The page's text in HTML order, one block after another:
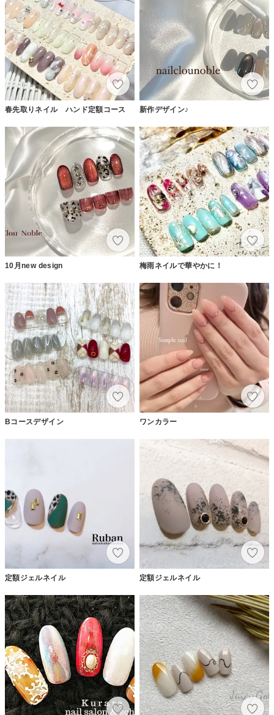
春先取りネイル ハンド定額コース 新作デザイン♪
10月new design 梅雨ネイルで華やかに！
Bコースデザイン ワンカラー
定額ジェルネイル 定額ジェルネイル